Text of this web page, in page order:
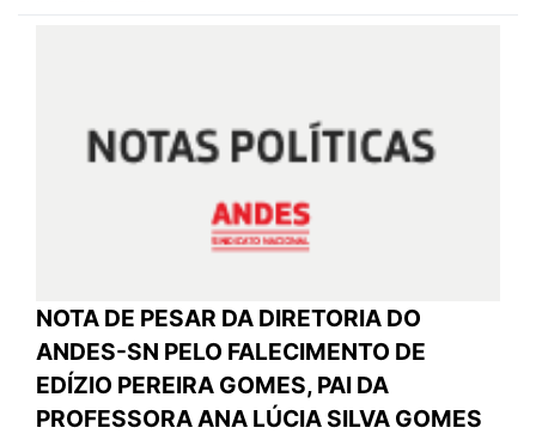
NOTA DE PESAR DA DIRETORIA DO
ANDES-SN PELO FALECIMENTO DE
EDÍZIO PEREIRA GOMES, PAI DA
PROFESSORA ANA LÚCIA SILVA GOMES